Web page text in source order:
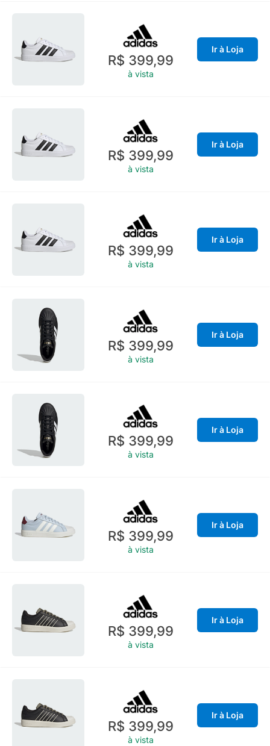
R$ 399,99
à vista
Ir à Loja
R$ 399,99
à vista
Ir à Loja
R$ 399,99
à vista
Ir à Loja
R$ 399,99
à vista
Ir à Loja
R$ 399,99
à vista
Ir à Loja
R$ 399,99
à vista
Ir à Loja
R$ 399,99
à vista
Ir à Loja
R$ 399,99
à vista
Ir à Loja